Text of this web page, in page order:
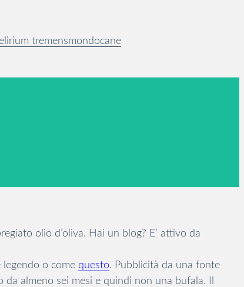
tremensmondocane
olio d’oliva. Hai un blog? E’ attivo da
o come questo. Pubblicità da una fonte
almeno sei mesi e quindi non una bufala. Il